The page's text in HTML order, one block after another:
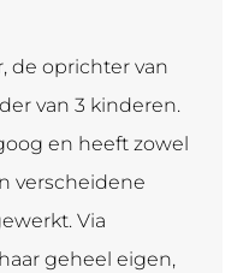
de oprichter van
van 3 kinderen.
en heeft zowel
verscheidene
Via
geheel eigen,